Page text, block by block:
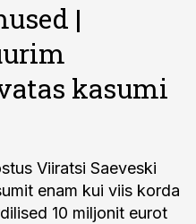
|
kasumi
Viiratsi Saeveski
enam kui viis korda
10 miljonit eurot